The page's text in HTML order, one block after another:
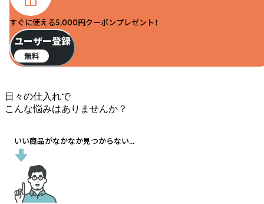
すぐに使える5,000円クーポンプレゼント！
ユーザー登録
無料
日々の仕入れで
こんな悩みはありませんか？
いい商品がなかなか見つからない...